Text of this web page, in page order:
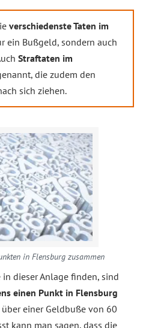
verschiedenste Taten im
ein Bußgeld, sondern auch
Straftaten im
die zudem den
sich ziehen.
in Flensburg zusammen
in dieser Anlage finden, sind
einen Punkt in Flensburg
einer Geldbuße von 60
kann man sagen, dass die